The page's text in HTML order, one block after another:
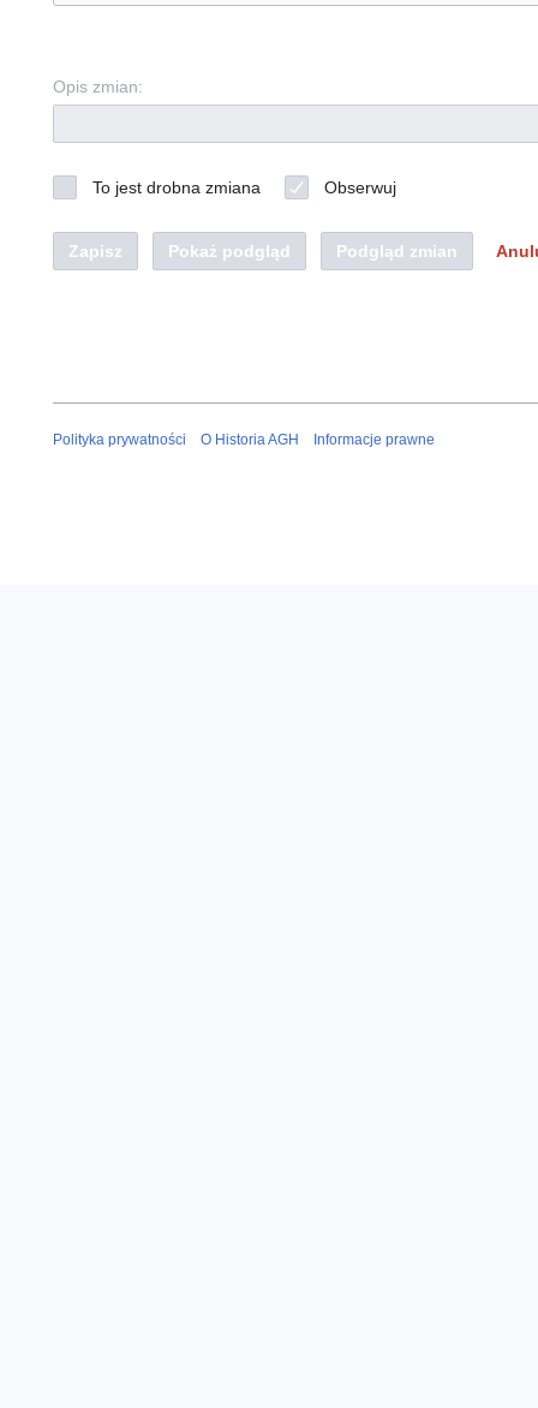
Opis zmian:
To jest drobna zmiana Obserwuj
Zapisz Pokaż podgląd Podgląd zmian
Polityka prywatności O Historia AGH Informacje prawne